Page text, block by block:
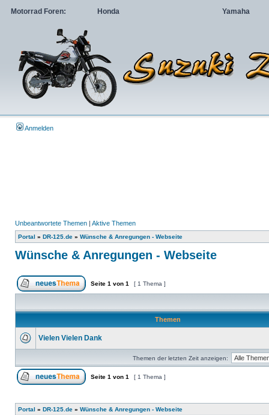
Motorrad Foren: Honda Yamaha
Anmelden
Unbeantwortete Themen | Aktive Themen
Portal » DR-125.de » Wünsche & Anregungen - Webseite
Wünsche & Anregungen - Webseite
Seite 1 von 1 [ 1 Thema ]
Themen
Vielen Vielen Dank
Themen der letzten Zeit anzeigen:
Seite 1 von 1 [ 1 Thema ]
Portal » DR-125.de » Wünsche & Anregungen - Webseite